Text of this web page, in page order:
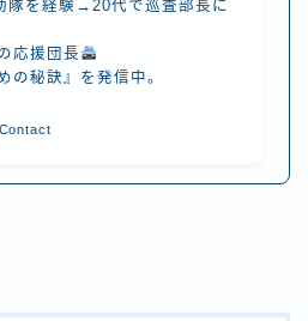
隊を経験→20代で巡査部長に
応援団長
の秘訣』を発信中。
Contact